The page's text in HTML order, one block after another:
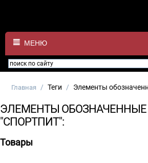
МЕНЮ
Главная / Теги / Элементы
ЭЛЕМЕНТЫ ОБОЗНАЧЕННЫЕ
"СПОРТПИТ":
Товары